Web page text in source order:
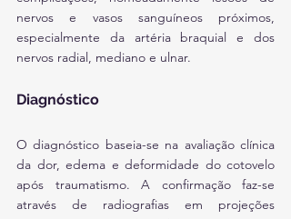
nervos e vasos sanguíneos próximos,
especialmente da artéria braquial e dos
nervos radial, mediano e ulnar.
Diagnóstico
O diagnóstico baseia-se na avaliação clínica
da dor, edema e deformidade do cotovelo
após traumatismo. A confirmação faz-se
através de radiografias em projeções